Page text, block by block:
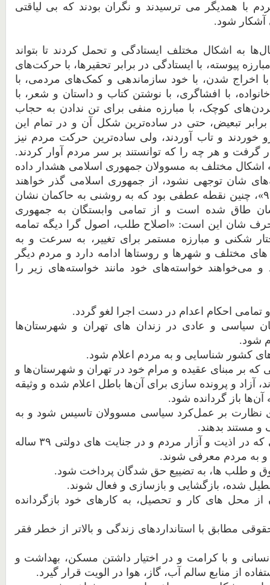
با همدیگر می ترسیدند و نگران بودند که بی لیاقتی
آشکار شود.
ها به اشکال مختلف ایستادگی و تحمل کردند تا بتواند
پیوسته، با ایستادگی در برابر تحقیرها، با حرکتهای
با
اخراج شدن، با خود سازماندهی و کمکهای مردمی، با
خانواده، با افشاگری، با نوشتن کتاب و داستان و شعر، با
های کوچک، با مبارزه منفی برای تن ندادن به حجاب
برابر
تبعیض، حتی در سادهترین شکل آن و در تمام
این
خوردند و تاب آوردند، ولی سادهترین حرکت مردم نیز
گرفت و هر چه را کهتوانستند بر سر مردم آوار کردند.
اشکال مختلف به مسوولان جمهوری اسلامی هشدار داده
های شان توجهی نشود، از جمهوری اسلامی گذر
خواهند
چنین نقطه عطفی بود که به روشنی به حاکمان نشان
طاق شده است و از تمامی وابستگان به جمهوری
شان این است: «اصلاح طلب، اصول گرا دیگه تمامه
شکنی و مبارزه مستمر برای تغییر، به سرعت و به
مختلف و شهرها و روستاها
ادامه دارد و مردم دیگر
و میخواهند خواستههای خود مانند خواستههای زیر را
و تمامی احکام اعدام در دست اجرا لغو گردد.
سیاسی و عادی در زندان های تهران و شهرستانها
شود.
کشور شناسایی و به مردم اعلام شود.
که بر مبنای عقیده و مرام خود در تهران و شهرستانها و
آزاد و پرونده سازی برای آنها باطل اعلام شده و وثیقه
آنها باز گردانده شود.
نظارت بر عملکرد سیاسی مسوولان تاسیس شود و به
مستند بدهند.
که در اذیت و آزار مردم و در جنایت های دولتی ۳۹ ساله
و به مردم معرفی شوند.
و طلب ها، به تضییع حق شدگان پرداخت شود.
شده، بازگشایی و بازسازی و فعال شوند.
از محل های کار و تحصیل، به کارهای خود بازگردانده
مطابق با استانداردهای زندگی و بالاتر از خطر فقر
و با کرامت و در اختیار داشتن مسکن، بهداشت و
از منابع سالم آب، گاز، هوا در الویت قرار گیرد.